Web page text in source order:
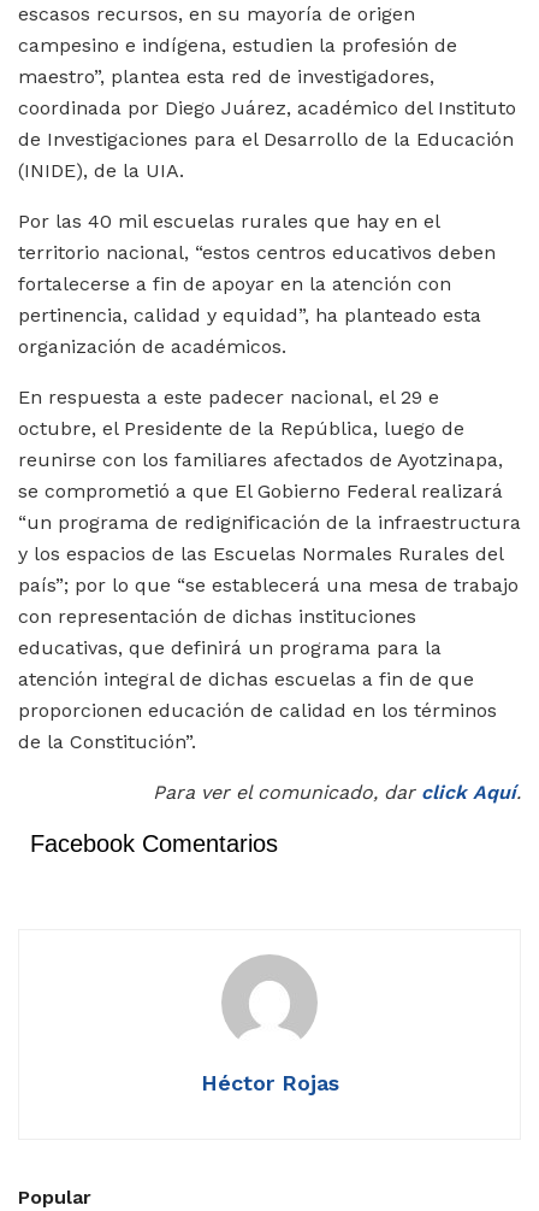
escasos recursos, en su mayoría de origen
campesino e indígena, estudien la profesión de
maestro”, plantea esta red de investigadores,
coordinada por Diego Juárez, académico del Instituto
de Investigaciones para el Desarrollo de la Educación
(INIDE), de la UIA.
Por las 40 mil escuelas rurales que hay en el
territorio nacional, “estos centros educativos deben
fortalecerse a fin de apoyar en la atención con
pertinencia, calidad y equidad”, ha planteado esta
organización de académicos.
En respuesta a este padecer nacional, el 29 e
octubre, el Presidente de la República, luego de
reunirse con los familiares afectados de Ayotzinapa,
se comprometió a que El Gobierno Federal realizará
“un programa de redignificación de la infraestructura
y los espacios de las Escuelas Normales Rurales del
país”; por lo que “se establecerá una mesa de trabajo
con representación de dichas instituciones
educativas, que definirá un programa para la
atención integral de dichas escuelas a fin de que
proporcionen educación de calidad en los términos
de la Constitución”.
Para ver el comunicado, dar click Aquí.
Facebook Comentarios
Héctor Rojas
Popular